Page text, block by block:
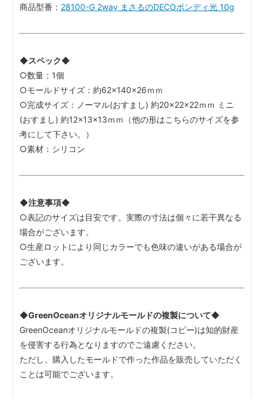
商品型番： 28100-G 2way まさるのDECOボンディ光 10g
◆スペック◆
○数量：1個
○モールドサイズ：約62×140×26ｍｍ
○完成サイズ：ノーマル(おすまし) 約20×22×22ｍｍ ミニ
(おすまし) 約12×13×13ｍｍ（他の形はこちらのサイズを参
考にして下さい。）
○素材：シリコン
◆注意事項◆
○表記のサイズは目安です。実際の寸法は個々に若干異なる
場合がございます。
○生産ロットにより同じカラーでも色味の違いがある場合が
ございます。
◆GreenOceanオリジナルモールドの複製について◆
GreenOceanオリジナルモールドの複製(コピー)は知的財産
を侵害する行為となりますのでご遠慮ください。
ただし、購入したモールドで作った作品を販売していただく
ことは可能でございます。